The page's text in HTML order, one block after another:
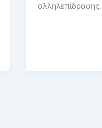
αλληλεπίδρασης.